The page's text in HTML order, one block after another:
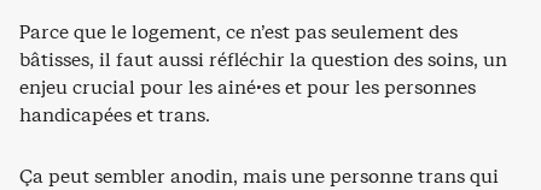
Parce que le logement, ce n’est pas seulement des
bâtisses, il faut aussi réfléchir la question des soins, un
enjeu crucial pour les ainé·es et pour les personnes
handicapées et trans.
Ça peut sembler anodin, mais une personne trans qui